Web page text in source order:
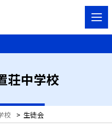
荘中学校
校 > 生徒会